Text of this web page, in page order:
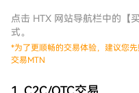
点击 HTX 网站导航栏中的【
式。
*为了更顺畅的交易体验，建议您
交易MTN